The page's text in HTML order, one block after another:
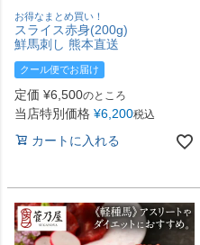
お得なまとめ買い！
スライス赤身(200g)
鮮馬刺し 熊本直送
クール便でお届け
定価 ¥6,500のところ
当店特別価格 ¥6,200税込
カートに入れる